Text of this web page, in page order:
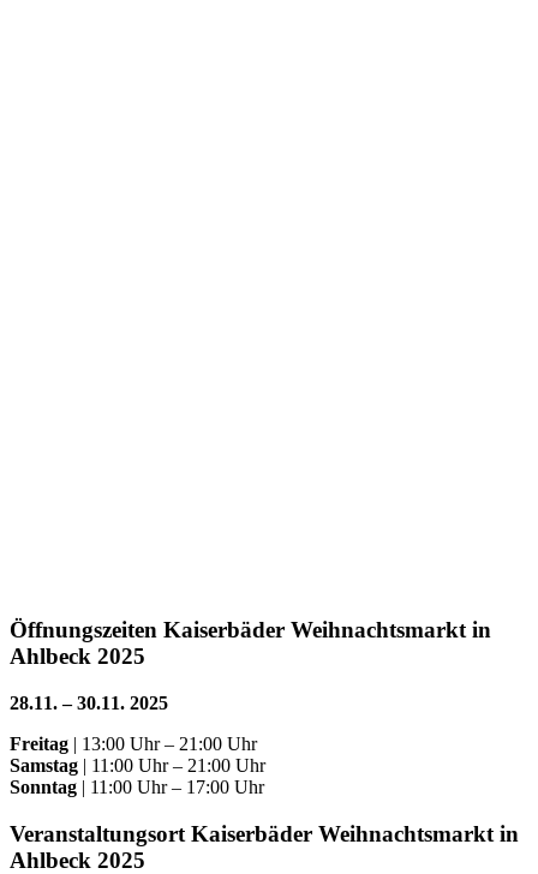
Öffnungszeiten Kaiserbäder Weihnachtsmarkt in
Ahlbeck 2025
28.11. – 30.11. 2025
Freitag | 13:00 Uhr – 21:00 Uhr
Samstag | 11:00 Uhr – 21:00 Uhr
Sonntag | 11:00 Uhr – 17:00 Uhr
Veranstaltungsort Kaiserbäder Weihnachtsmarkt in
Ahlbeck 2025